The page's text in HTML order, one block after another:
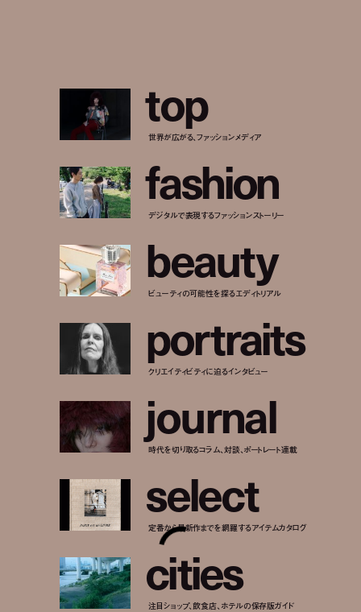
top
世界が広がる、ファッションメディア
fashion
デジタルで表現するファッションストーリー
beauty
ビューティの可能性を探るエディトリアル
portraits
クリエイティビティに迫るインタビュー
journal
時代を切り取るコラム、対談、ポートレート連載
select
定番から最新作までを網羅するアイテムカタログ
cities
注目ショップ、飲食店、ホテルの保存版ガイド